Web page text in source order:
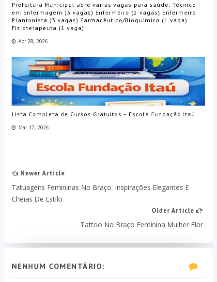
Prefeitura Municipal abre varias vagas para saúde: Técnico
em Enfermagem (3 vagas) Enfermeiro (2 vagas) Enfermeiro
Plantonista (3 vagas) Farmacêutico/Bioquímico (1 vaga)
Fisioterapeuta (1 vaga)
Apr 28, 2026
Lista Completa de Cursos Gratuitos – Escola Fundação Itaú
Mar 17, 2026
Newer Article
Tatuagens Femininas No Braço: Inspirações Elegantes E
Cheias De Estilo
Older Article
Tattoo No Braço Feminina Mulher Flor
NENHUM COMENTÁRIO: